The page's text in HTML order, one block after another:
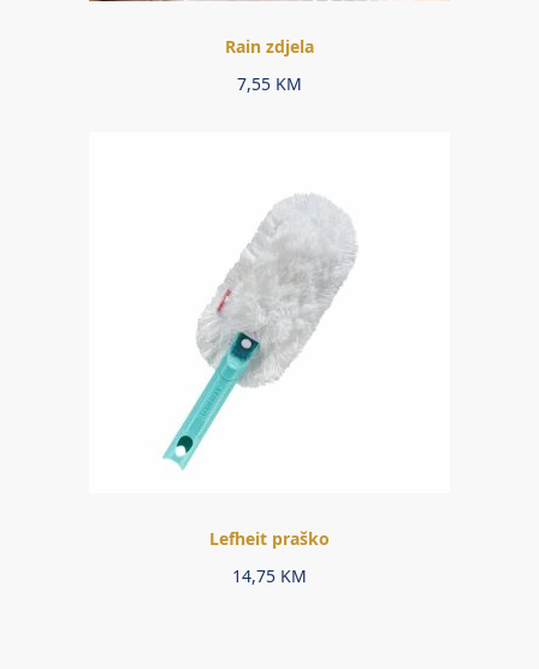
Rain zdjela
7,55 KM
Lefheit praško
14,75 KM